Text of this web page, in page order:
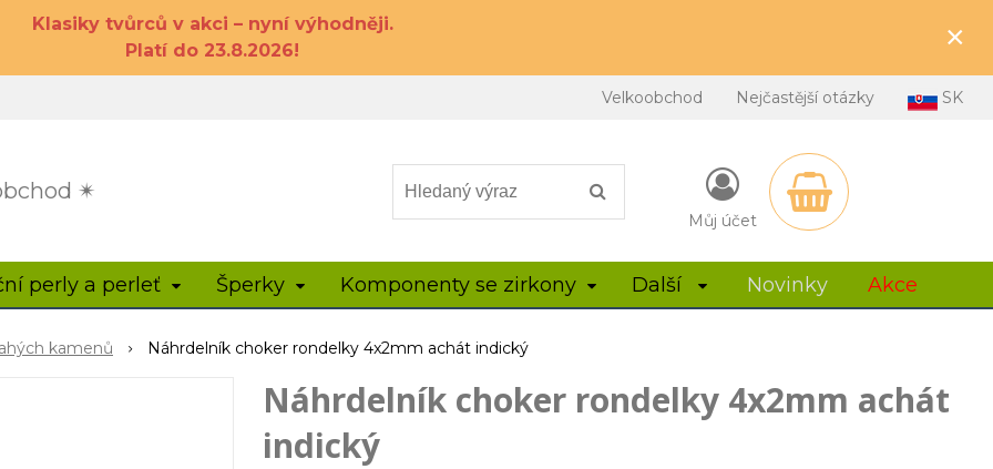
Klasiky tvůrců v akci – nyní výhodněji.
Platí do 23.8.2026!
×
✴
Velkoobchod Nejčastější otázky SK
Můj účet
perly a perleť Šperky Komponenty se zirkony Další Novinky Akce
kamenů Náhrdelník choker rondelky 4x2mm achát indický
Náhrdelník choker rondelky 4x2mm achát
indický